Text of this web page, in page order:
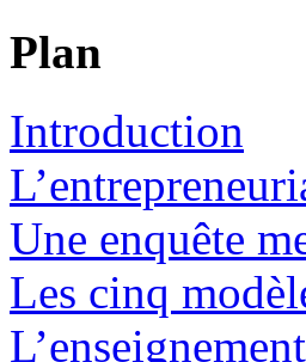
Plan
Introduction
Une enquête
Les cinq